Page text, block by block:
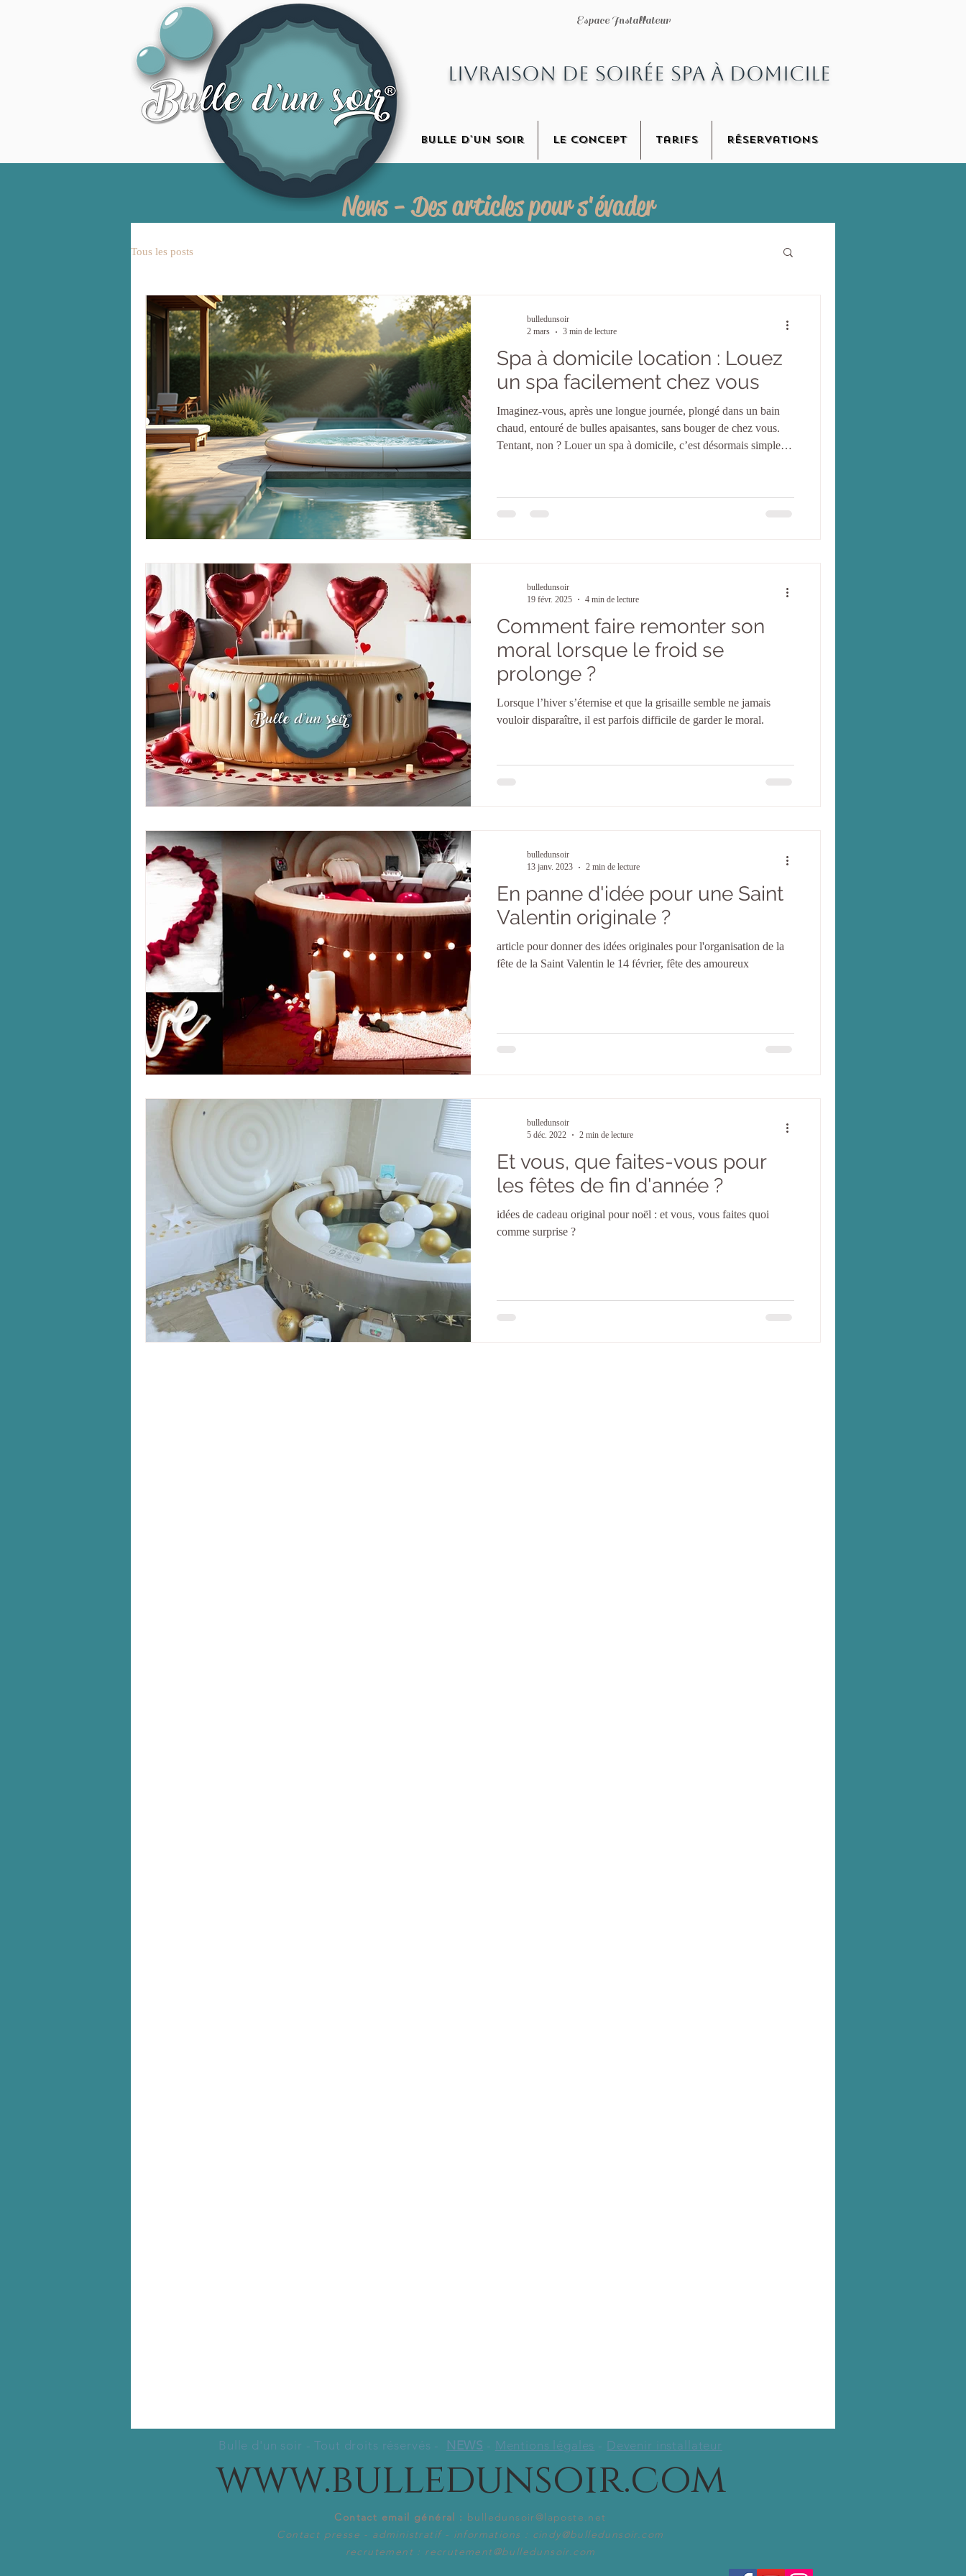
Espace Installateur
Espace Installateur
Livraison de soirée spa à domicile
Bulle d'un soir Le Concept Tarifs Réservations
News - Des articles pour s'évader
Réservations
Livraisonde soirée spa à domicile
Tous les posts
Spa à domicile location : Louez
un spa facilement chez vous
Imaginez-vous, après une longue journée, plongé dans un bain
chaud, entouré de bulles apaisantes, sans bouger de chez vous.
Tentant, non ? Louer un spa à domicile, c’est désormais simple,
location ? Vous hésitez encore ? Laissez-moi vous convaincre.
bulledunsoir
2 mars
3 min de lecture
Comment faire remonter son
moral lorsque le froid se
prolonge ?
Lorsque l’hiver s’éternise et que la grisaille semble ne jamais
vouloir disparaître, il est parfois difficile de garder le moral.
bulledunsoir
19 févr. 2025
4 min de lecture
En panne d'idée pour une Saint
Valentin originale ?
article pour donner des idées originales pour l'organisation de la
fête de la Saint Valentin le 14 février, fête des amoureux
bulledunsoir
13 janv. 2023
2 min de lecture
Et vous, que faites-vous pour
les fêtes de fin d'année ?
idées de cadeau original pour noël : et vous, vous faites quoi
comme surprise ?
bulledunsoir
5 déc. 2022
2 min de lecture
Bulle d'un soir - Tout droits réservés - NEWS - Mentions légales - Devenir installateur
www.bulledunsoir.com
Contact email général : bulledunsoir@laposte.net
Contact presse - administratif - informations : cindy@bulledunsoir.com
recrutement : recrutement@bulledunsoir.com